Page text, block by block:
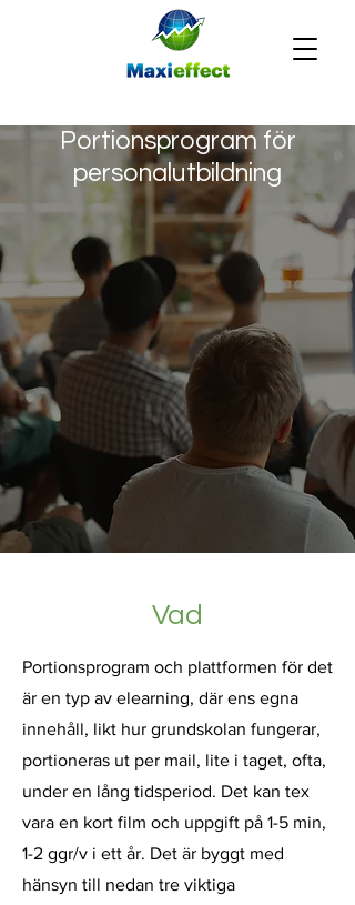
Portionsprogram för
personalutbildning
Vad
Portionsprogram och plattformen för det
är en typ av elearning, där ens egna
innehåll, likt hur grundskolan fungerar,
portioneras ut per mail, lite i taget, ofta,
under en lång tidsperiod. Det kan tex
vara en kort film och uppgift på 1-5 min,
1-2 ggr/v i ett år. Det är byggt med
hänsyn till nedan tre viktiga